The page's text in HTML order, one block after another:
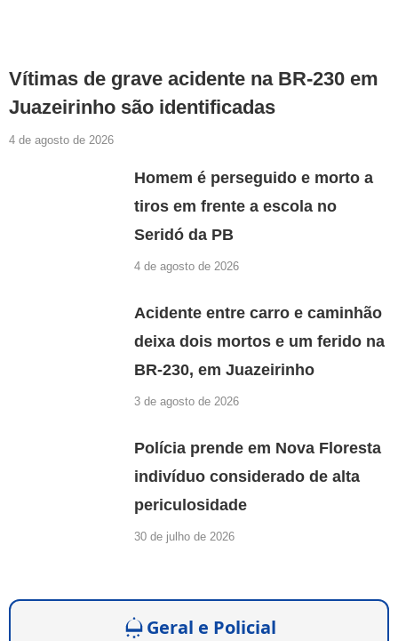
Vítimas de grave acidente na BR-230 em
Juazeirinho são identificadas
4 de agosto de 2026
Homem é perseguido e morto a
tiros em frente a escola no
Seridó da PB
4 de agosto de 2026
Acidente entre carro e caminhão
deixa dois mortos e um ferido na
BR-230, em Juazeirinho
3 de agosto de 2026
Polícia prende em Nova Floresta
indivíduo considerado de alta
periculosidade
30 de julho de 2026
Geral e Policial